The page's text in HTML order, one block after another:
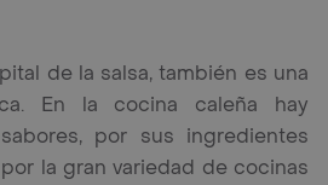
de la salsa, también es una
En la cocina caleña hay
por sus ingredientes
la gran variedad de cocinas